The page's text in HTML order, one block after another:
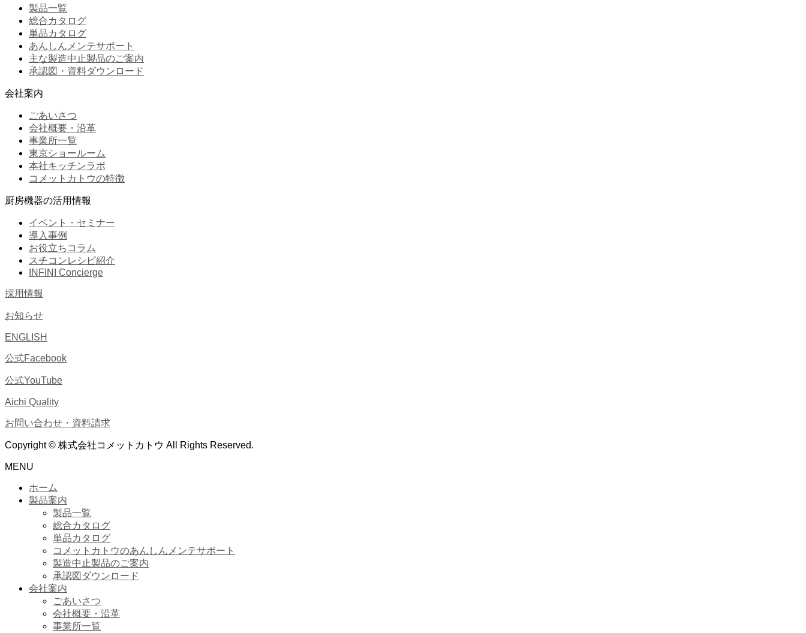
製品一覧
総合カタログ
単品カタログ
あんしんメンテサポート
主な製造中止製品のご案内
承認図・資料ダウンロード
会社案内
ごあいさつ
会社概要・沿革
事業所一覧
東京ショールーム
本社キッチンラボ
コメットカトウの特徴
厨房機器の活用情報
イベント・セミナー
導入事例
お役立ちコラム
スチコンレシピ紹介
INFINI Concierge
採用情報
お知らせ
ENGLISH
公式Facebook
公式YouTube
Aichi Quality
お問い合わせ・資料請求
Copyright © 株式会社コメットカトウ All Rights Reserved.
MENU
ホーム
製品案内
製品一覧
総合カタログ
単品カタログ
コメットカトウのあんしんメンテサポート
製造中止製品のご案内
承認図ダウンロード
会社案内
ごあいさつ
会社概要・沿革
事業所一覧